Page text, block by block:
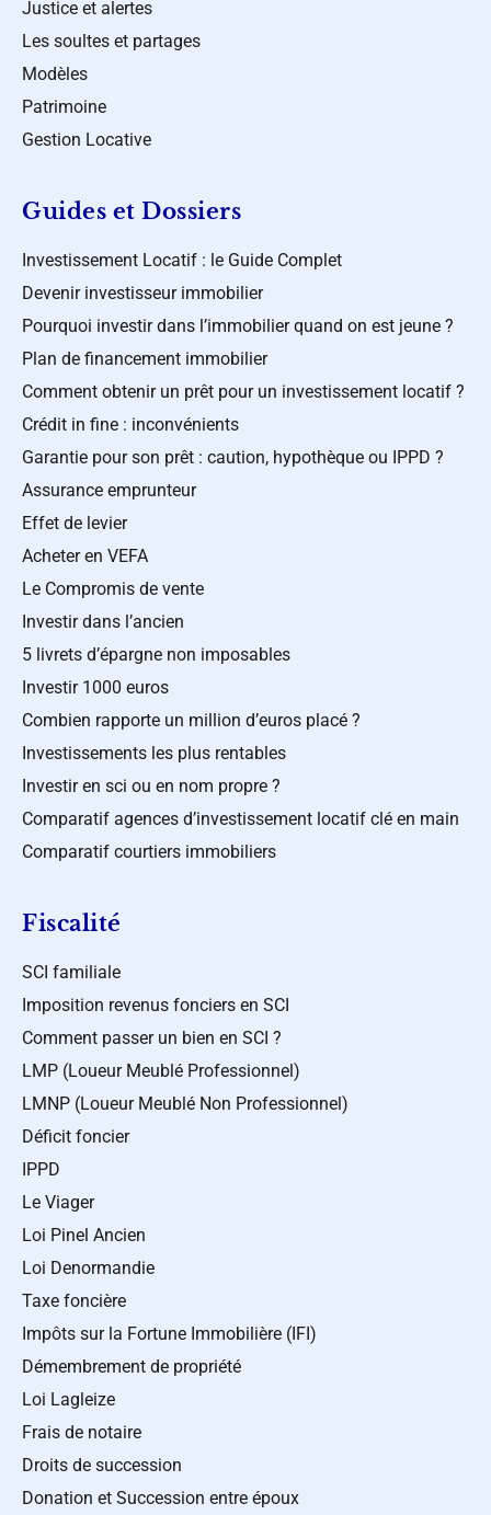
Justice et alertes
Les soultes et partages
Modèles
Patrimoine
Gestion Locative
Guides et Dossiers
Investissement Locatif : le Guide Complet
Devenir investisseur immobilier
Pourquoi investir dans l’immobilier quand on est jeune ?
Plan de financement immobilier
Comment obtenir un prêt pour un investissement locatif ?
Crédit in fine : inconvénients
Garantie pour son prêt : caution, hypothèque ou IPPD ?
Assurance emprunteur
Effet de levier
Acheter en VEFA
Le Compromis de vente
Investir dans l’ancien
5 livrets d’épargne non imposables
Investir 1000 euros
Combien rapporte un million d’euros placé ?
Investissements les plus rentables
Investir en sci ou en nom propre ?
Comparatif agences d’investissement locatif clé en main
Comparatif courtiers immobiliers
Fiscalité
SCI familiale
Imposition revenus fonciers en SCI
Comment passer un bien en SCI ?
LMP (Loueur Meublé Professionnel)
LMNP (Loueur Meublé Non Professionnel)
Déficit foncier
IPPD
Le Viager
Loi Pinel Ancien
Loi Denormandie
Taxe foncière
Impôts sur la Fortune Immobilière (IFI)
Démembrement de propriété
Loi Lagleize
Frais de notaire
Droits de succession
Donation et Succession entre époux